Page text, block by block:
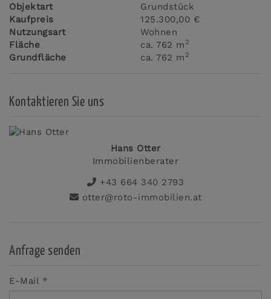
Objektart
Grundstück
Kaufpreis
125.300,00 €
Nutzungsart
Wohnen
Fläche
ca. 762 m 2
Grundfläche ca. 762 m 2
Kontaktieren Sie uns
Hans Otter
Immobilienberater
+43 664 340 2793
otter@roto-immobilien.at
Anfrage senden
E-Mail